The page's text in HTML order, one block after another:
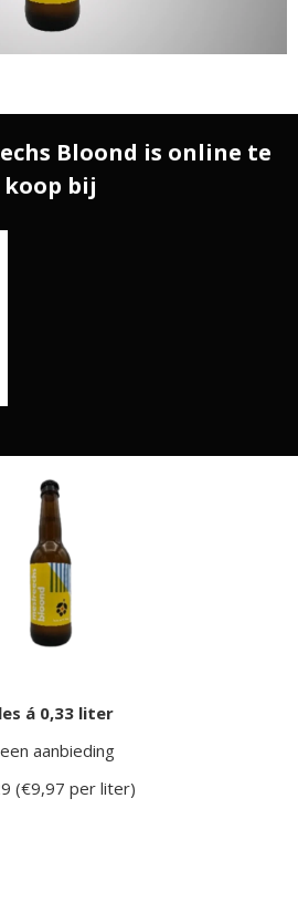
Bloond is online te
koop bij
á 0,33 liter
aanbieding
(€9,97 per liter)